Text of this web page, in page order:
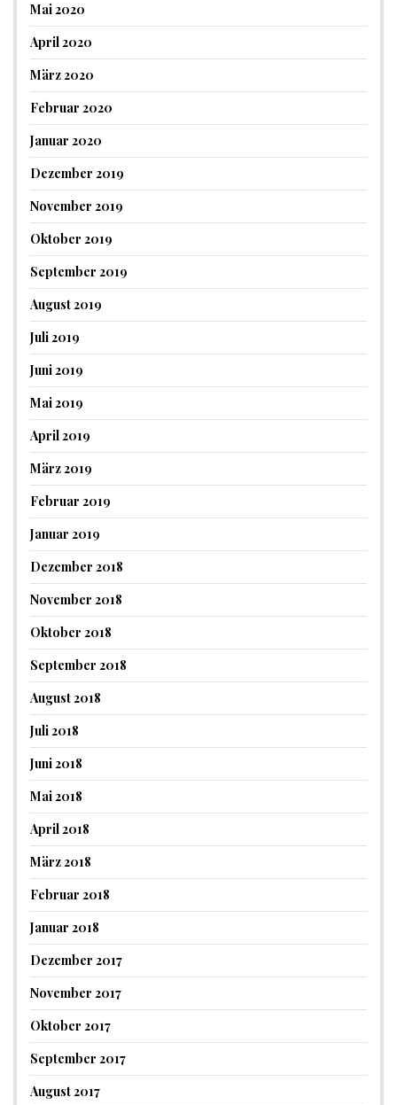
Mai 2020
April 2020
März 2020
Februar 2020
Januar 2020
Dezember 2019
November 2019
Oktober 2019
September 2019
August 2019
Juli 2019
Juni 2019
Mai 2019
April 2019
März 2019
Februar 2019
Januar 2019
Dezember 2018
November 2018
Oktober 2018
September 2018
August 2018
Juli 2018
Juni 2018
Mai 2018
April 2018
März 2018
Februar 2018
Januar 2018
Dezember 2017
November 2017
Oktober 2017
September 2017
August 2017